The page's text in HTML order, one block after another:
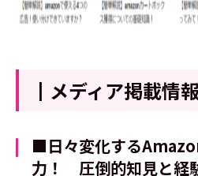
┃メディア掲載情報
■日々変化する
力！ 圧倒的知見と経